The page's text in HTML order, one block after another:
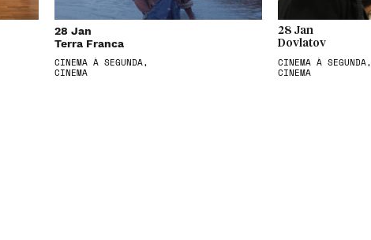
28 Jan
Terra Franca
CINEMA À SEGUNDA,
CINEMA
28 Jan
Dovlatov
CINEMA À SEGUNDA,
CINEMA